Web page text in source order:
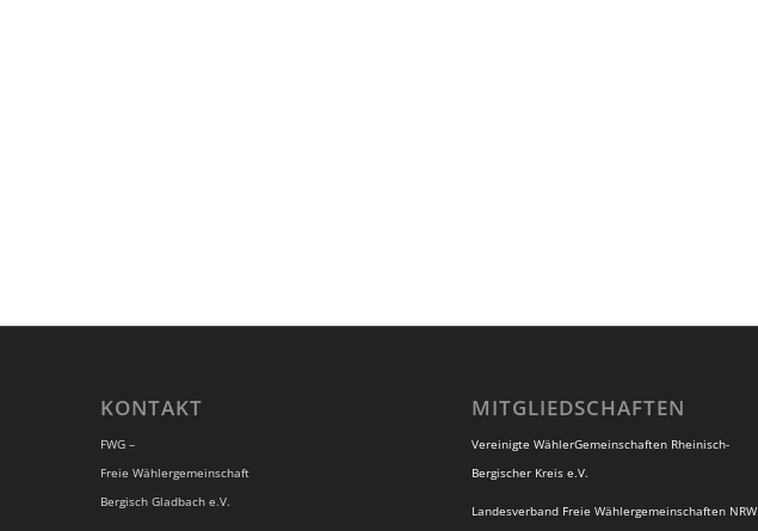
KONTAKT
FWG –
Freie Wählergemeinschaft
Bergisch Gladbach e.V.
MITGLIEDSCHAFTEN
Vereinigte WählerGemeinschaften Rheinisch-
Bergischer Kreis e.V.
Landesverband Freie Wählergemeinschaften NRW